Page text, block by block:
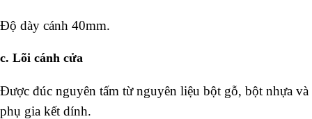
Độ dày cánh 40mm.
c. Lõi cánh cửa
Được đúc nguyên tấm từ nguyên liệu bột gỗ, bột nhựa và
phụ gia kết dính.